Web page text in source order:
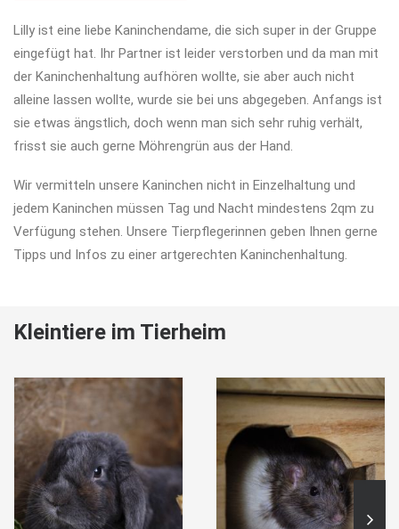
Lilly ist eine liebe Kaninchendame, die sich super in der Gruppe
eingefügt hat. Ihr Partner ist leider verstorben und da man mit
der Kaninchenhaltung aufhören wollte, sie aber auch nicht
alleine lassen wollte, wurde sie bei uns abgegeben. Anfangs ist
sie etwas ängstlich, doch wenn man sich sehr ruhig verhält,
frisst sie auch gerne Möhrengrün aus der Hand.
Wir vermitteln unsere Kaninchen nicht in Einzelhaltung und
jedem Kaninchen müssen Tag und Nacht mindestens 2qm zu
Verfügung stehen. Unsere Tierpflegerinnen geben Ihnen gerne
Tipps und Infos zu einer artgerechten Kaninchenhaltung.
Kleintiere im Tierheim